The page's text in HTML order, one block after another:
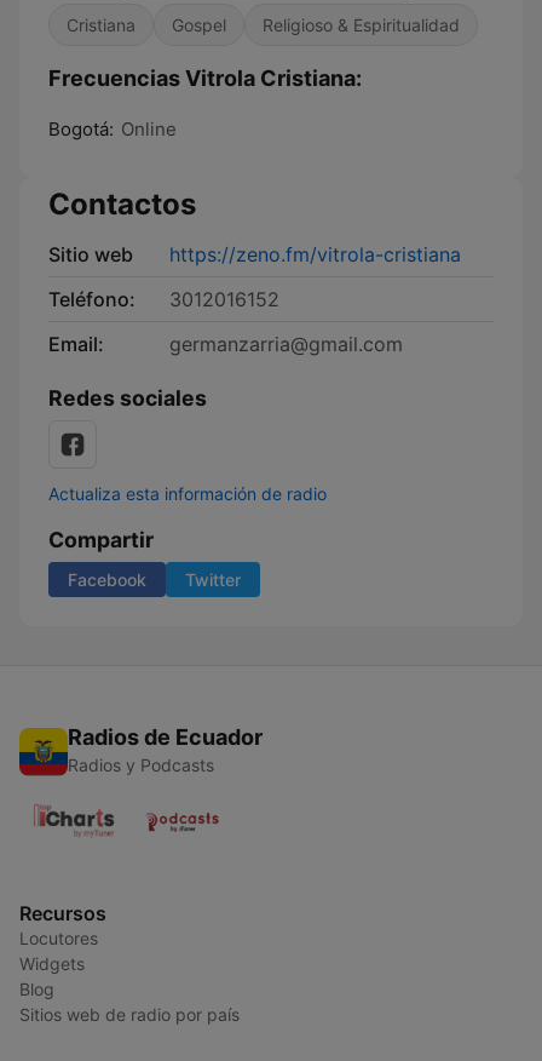
Cristiana Gospel Religioso & Espiritualidad
Frecuencias Vitrola Cristiana:
Bogotá: Online
Contactos
Sitio web
https://zeno.fm/vitrola-cristiana
Teléfono:
3012016152
Email:
germanzarria@gmail.com
Redes sociales
Actualiza esta información de radio
Compartir
Facebook Twitter
Radios de Ecuador
Radios y Podcasts
Recursos
Locutores
Widgets
Blog
Sitios web de radio por país